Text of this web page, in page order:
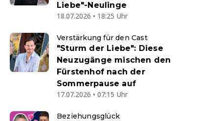
Liebe"-Neulinge
18.07.2026 • 18:25 Uhr
Verstärkung für den Cast
"Sturm der Liebe": Diese
Neuzugänge mischen den
Fürstenhof nach der
Sommerpause auf
17.07.2026 • 07:15 Uhr
Beziehungsglück